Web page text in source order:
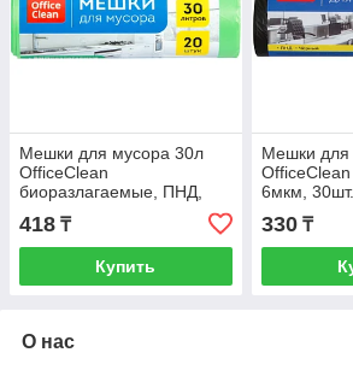
Мешки для мусора 30л
OfficeClean
биоразлагаемые, ПНД,
50*60см,10мкм, 20шт,
прочные, зеленые, в рул.
418 ₸
Купить
Мешки для
6мкм,
рулоне
330₸
О нас